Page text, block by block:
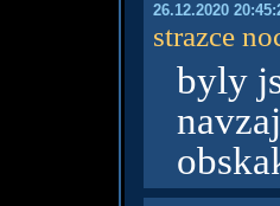
26.12.2020
strazce
byly